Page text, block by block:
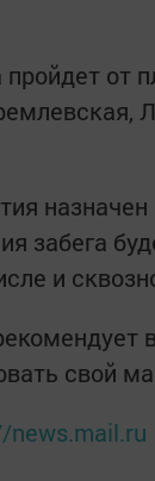
пройдет от
забега
и
свой
news.mail.ru